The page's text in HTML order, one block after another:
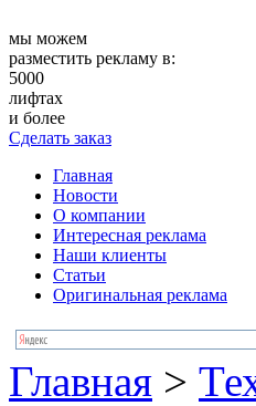
мы можем
разместить рекламу в:
5000
лифтах
и более
Сделать заказ
Главная
Новости
О компании
Интересная реклама
Наши клиенты
Статьи
Оригинальная реклама
Главная >